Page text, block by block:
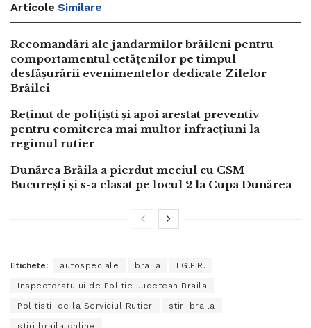
Articole Similare
Recomandări ale jandarmilor brăileni pentru
comportamentul cetățenilor pe timpul
desfășurării evenimentelor dedicate Zilelor
Brăilei
Reținut de polițiști și apoi arestat preventiv
pentru comiterea mai multor infracțiuni la
regimul rutier
Dunărea Brăila a pierdut meciul cu CSM
București și s-a clasat pe locul 2 la Cupa Dunărea
Etichete: autospeciale braila I.G.P.R.
Inspectoratului de Politie Judetean Braila
Politistii de la Serviciul Rutier stiri braila